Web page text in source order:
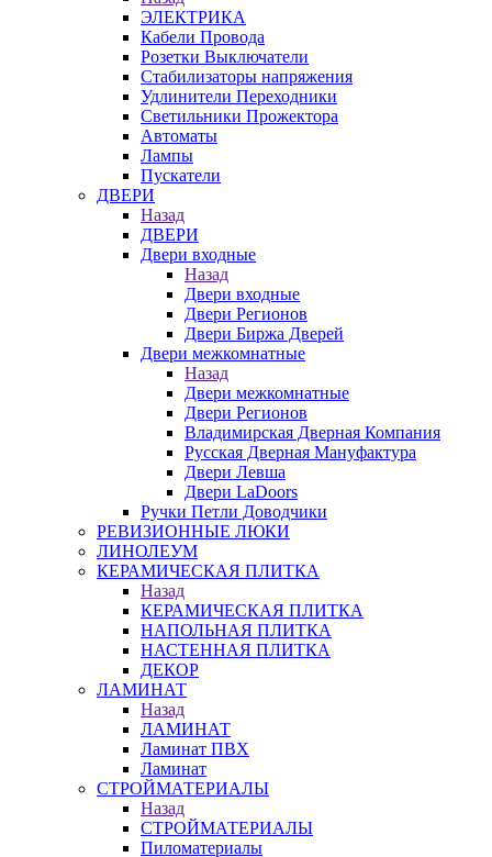
ЭЛЕКТРИКА
Кабели Провода
Розетки Выключатели
Стабилизаторы напряжения
Удлинители Переходники
Светильники Прожектора
Автоматы
Лампы
Пускатели
ДВЕРИ
Назад
ДВЕРИ
Двери входные
Назад
Двери входные
Двери Регионов
Двери Биржа Дверей
Двери межкомнатные
Назад
Двери межкомнатные
Двери Регионов
Владимирская Дверная Компания
Русская Дверная Мануфактура
Двери Левша
Двери LaDoors
Ручки Петли Доводчики
РЕВИЗИОННЫЕ ЛЮКИ
ЛИНОЛЕУМ
КЕРАМИЧЕСКАЯ ПЛИТКА
Назад
КЕРАМИЧЕСКАЯ ПЛИТКА
НАПОЛЬНАЯ ПЛИТКА
НАСТЕННАЯ ПЛИТКА
ДЕКОР
ЛАМИНАТ
Назад
ЛАМИНАТ
Ламинат ПВХ
Ламинат
СТРОЙМАТЕРИАЛЫ
Назад
СТРОЙМАТЕРИАЛЫ
Пиломатериалы